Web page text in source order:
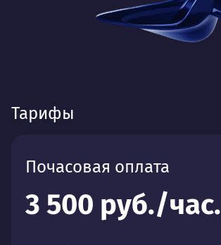
Тарифы
Почасовая оплата
3 500 руб./час.